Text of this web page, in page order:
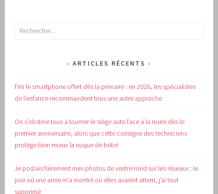
Rechercher :
ARTICLES RÉCENTS
Fini le smartphone offert dès la primaire : en 2026, les spécialistes
de l’enfance recommandent tous une autre approche
On s’obstine tous à tourner le siège auto face à la route dès le
premier anniversaire, alors que cette consigne des techniciens
protège bien mieux la nuque de bébé
Je postais fièrement mes photos de ventre rond sur les réseaux : le
jour où une amie m’a montré où elles avaient atterri, j’ai tout
supprimé